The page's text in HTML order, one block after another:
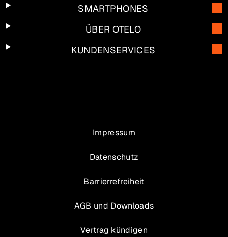
SMARTPHONES
ÜBER OTELO
KUNDENSERVICES
Impressum
Datenschutz
Barrierrefreiheit
AGB und Downloads
Vertrag kündigen